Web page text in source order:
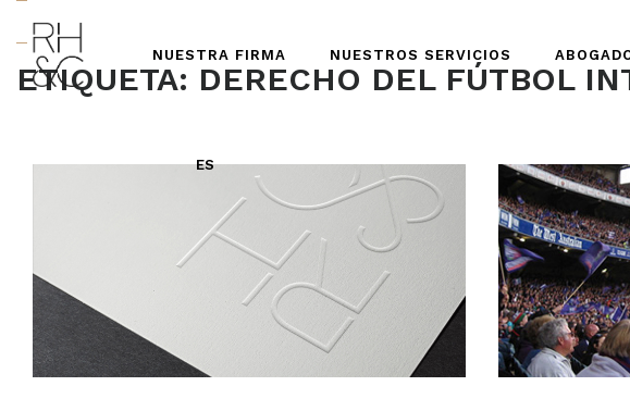
NUESTRA FIRMA NUESTROS SERVICIOS
ES
ETIQUETA: DERECHO DEL FÚTBOL